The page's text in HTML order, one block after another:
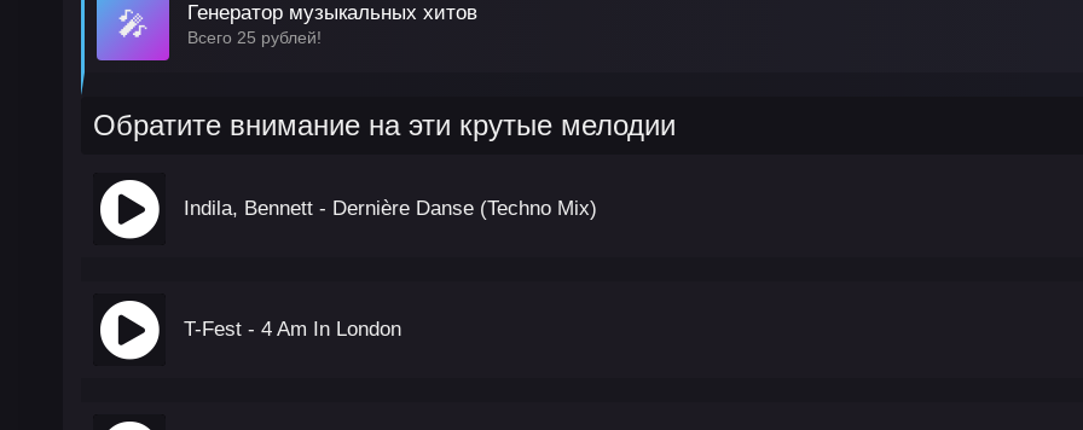
🎤 Генератор музыкальных хитов
Всего 25 рублей!
Обратите внимание на эти крутые мелодии
Indila, Bennett - Dernière Danse (Techno Mix)
T-Fest - 4 Am In London